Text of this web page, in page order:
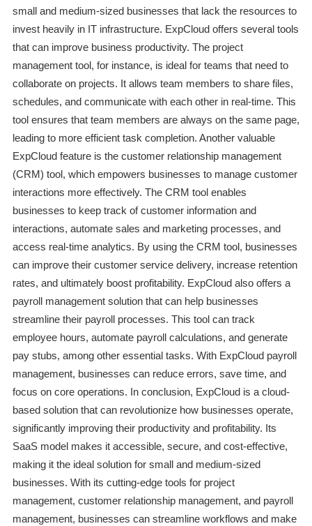
small and medium-sized businesses that lack the resources to
invest heavily in IT infrastructure. ExpCloud offers several tools
that can improve business productivity. The project
management tool, for instance, is ideal for teams that need to
collaborate on projects. It allows team members to share files,
schedules, and communicate with each other in real-time. This
tool ensures that team members are always on the same page,
leading to more efficient task completion. Another valuable
ExpCloud feature is the customer relationship management
(CRM) tool, which empowers businesses to manage customer
interactions more effectively. The CRM tool enables
businesses to keep track of customer information and
interactions, automate sales and marketing processes, and
access real-time analytics. By using the CRM tool, businesses
can improve their customer service delivery, increase retention
rates, and ultimately boost profitability. ExpCloud also offers a
payroll management solution that can help businesses
streamline their payroll processes. This tool can track
employee hours, automate payroll calculations, and generate
pay stubs, among other essential tasks. With ExpCloud payroll
management, businesses can reduce errors, save time, and
focus on core operations. In conclusion, ExpCloud is a cloud-
based solution that can revolutionize how businesses operate,
significantly improving their productivity and profitability. Its
SaaS model makes it accessible, secure, and cost-effective,
making it the ideal solution for small and medium-sized
businesses. With its cutting-edge tools for project
management, customer relationship management, and payroll
management, businesses can streamline workflows and make